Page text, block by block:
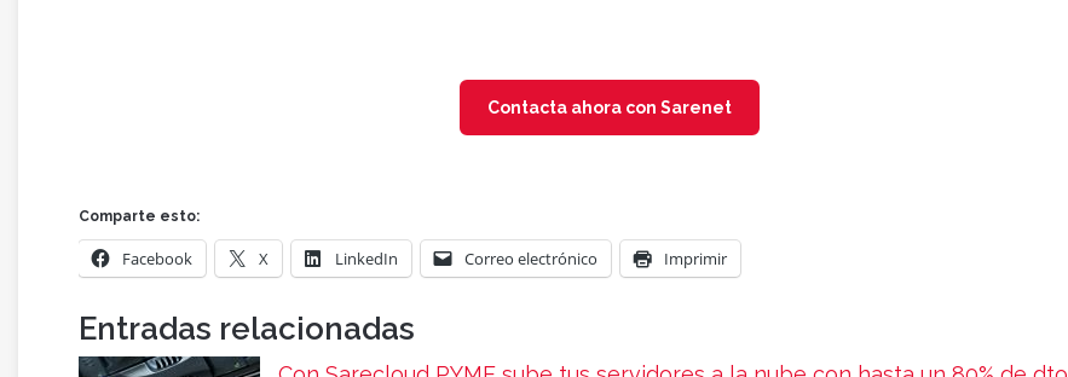
Contacta ahora con Sarenet
Comparte esto:
Facebook X LinkedIn Correo electrónico Imprimir
Entradas relacionadas